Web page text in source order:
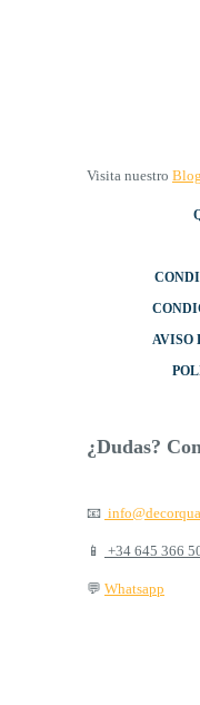
Visita nuestro Blog
AVISO
¿Dudas?
📧
📱 +34 645 366
💬 Whatsapp